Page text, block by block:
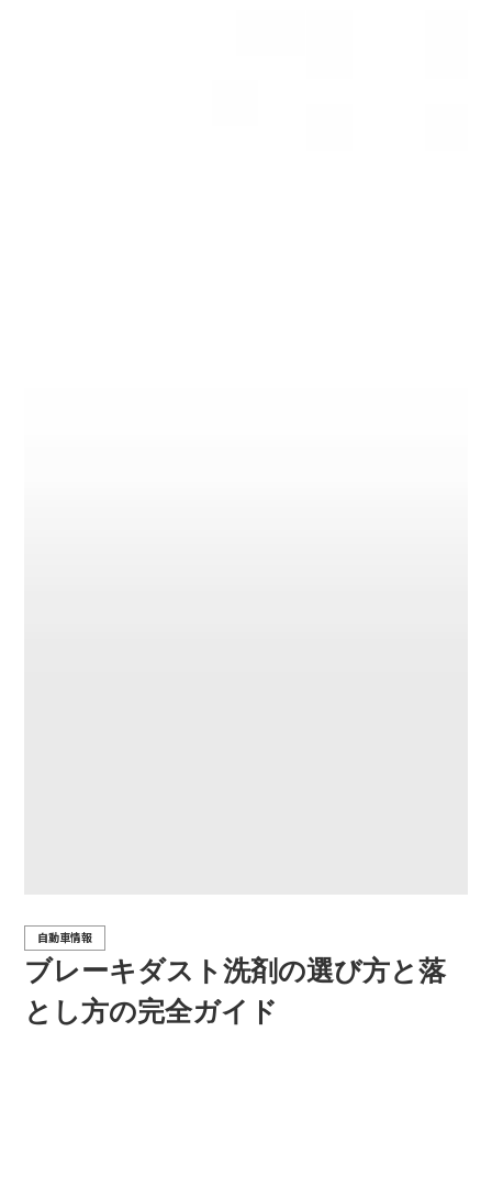
ブレーキダスト洗剤の選び方と落
とし方の完全ガイド
自動車情報